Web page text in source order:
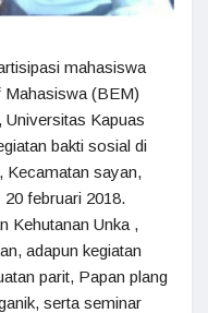
mahasiswa
Mahasiswa (BEM)
Universitas Kapuas
bakti sosial di
Kecamatan sayan,
februari 2018.
Kehutanan Unka ,
adapun kegiatan
parit, Papan plang
serta seminar